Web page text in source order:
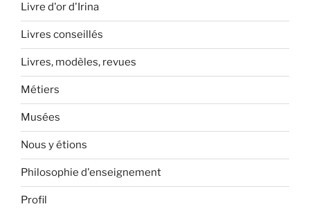
Livre d'or d'Irina
Livres conseillés
Livres, modèles, revues
Métiers
Musées
Nous y étions
Philosophie d'enseignement
Profil